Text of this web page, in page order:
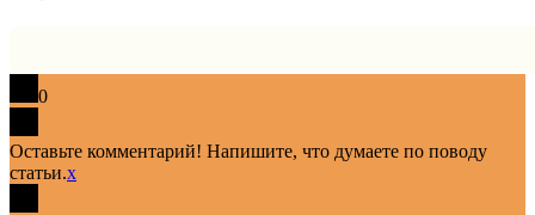
0
Оставьте комментарий! Напишите, что думаете по поводу
статьи.x